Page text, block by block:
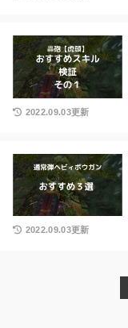
2022.09.03更新
2022.09.03更新